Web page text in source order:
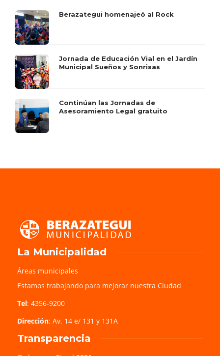
Berazategui homenajeó al Rock
Jornada de Educación Vial en el Jardín
Municipal Sueños y Sonrisas
Continúan las Jornadas de
Asesoramiento Legal gratuito
La Municipalidad
Áreas municipales
Estamos trabajando para mejorar nuestra Ciudad
Tel: 4356-9200
Dirección: Av. 14 e/ 131 y 131A
Transparencia